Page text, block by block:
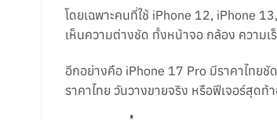
โดยเฉพาะคนที่ใช้ iPhone 12, iPhone
เห็นความต่างชัด ทั้งหน้าจอ กล้อง ความเ
อีกอย่างคือ iPhone 17 Pro มีราคาไทยชั
ราคาไทย วันวางขายจริง หรือฟีเจอร์สุดท้